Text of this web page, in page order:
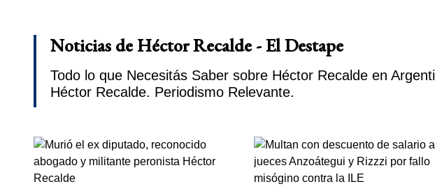
Noticias de Héctor Recalde - El Destape
Todo lo que Necesitás Saber sobre Héctor Recalde en
Héctor Recalde. Periodismo Relevante.